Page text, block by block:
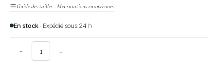
Guide des tailles · Mensurations européennes
En stock · Expédié sous 24 h
− +